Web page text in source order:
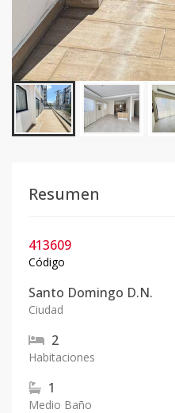
Resumen
413609
Código
Santo Domingo D.N.
Ciudad
2
Habitaciones
1
Medio Baño